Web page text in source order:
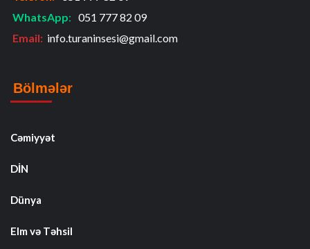
WhatsApp: 051 777 82 09
Email: info.turaninsesi@gmail.com
Bölmələr
Cəmiyyət
DİN
Dünya
Elm və Təhsil